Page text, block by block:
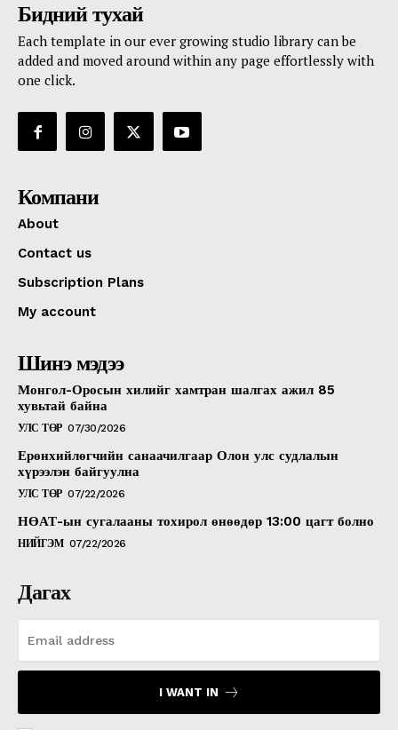
Бидний тухай
Each template in our ever growing studio library can be
added and moved around within any page effortlessly with
one click.
Компани
About
Contact us
Subscription Plans
My account
Шинэ мэдээ
Монгол-Оросын хилийг хамтран шалгах ажил 85
хувьтай байна
УЛС ТӨР 07/30/2026
Ерөнхийлөгчийн санаачилгаар Олон улс судлалын
хүрээлэн байгуулна
УЛС ТӨР 07/22/2026
НӨАТ-ын сугалааны тохирол өнөөдөр 13:00 цагт болно
НИЙГЭМ 07/22/2026
Дагах
I WANT IN